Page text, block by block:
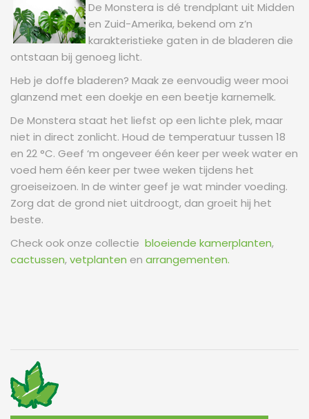
De Monstera is dé trendplant uit Midden
en Zuid-Amerika, bekend om z’n
karakteristieke gaten in de bladeren die
ontstaan bij genoeg licht.
Heb je doffe bladeren? Maak ze eenvoudig weer mooi
glanzend met een doekje en een beetje karnemelk.
De Monstera staat het liefst op een lichte plek, maar
niet in direct zonlicht. Houd de temperatuur tussen 18
en 22 °C. Geef ‘m ongeveer één keer per week water en
voed hem één keer per twee weken tijdens het
groeiseizoen. In de winter geef je wat minder voeding.
Zorg dat de grond niet uitdroogt, dan groeit hij het
beste.
Check ook onze collectie bloeiende kamerplanten,
cactussen,vetplanten en arrangementen.